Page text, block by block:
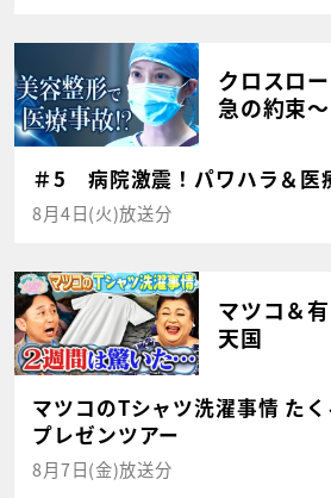
クロスロ
急の約束～
＃5 病院激震！パワハラ＆医
8月4日(火)放送分
マツコ＆
天国
マツコのTシャツ洗濯事情 た
プレゼンツアー
8月7日(金)放送分